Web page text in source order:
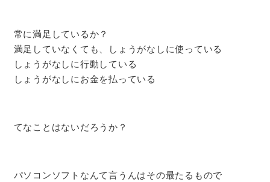
常に満足しているか？
満足していなくても、しょうがなしに使っている
しょうがなしに行動している
しょうがなしにお金を払っている
てなことはないだろうか？
パソコンソフトなんて言うんはその最たるもので